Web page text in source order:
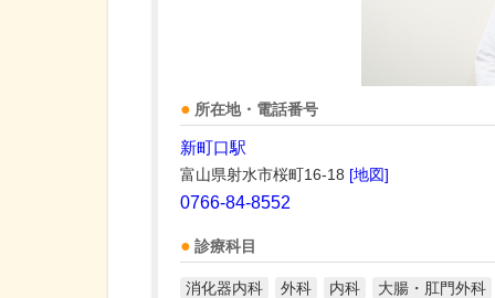
所在地・電話番号
新町口駅
富山県射水市桜町16-18 [地図]
0766-84-8552
診療科目
消化器内科 外科 内科 大腸・肛門外科